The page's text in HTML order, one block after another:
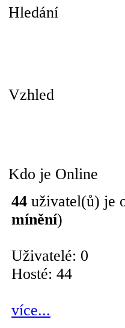
Hledání
Vzhled
Kdo je Online
44 uživatel(ů) je
mínění)
Uživatelé: 0
Hosté: 44
více...